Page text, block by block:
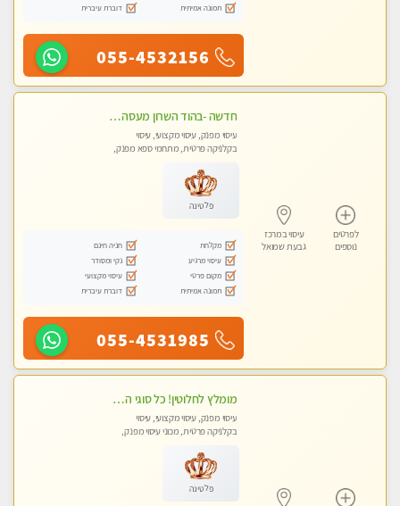
תמונה אמיתית
דוברת עיברית
055-4532156
לפרטים
נוספים
עיסוי במרכז
גבעת שמואל
חדשה -בהוד השרון מעסה איכותית מפנקת ומקצועית לעיסוי חלומי .....
עיסוי מפנק, עיסוי מקצועי, עיסוי
בקלניקה פרטית, מתחמי ספא מפנק,
פלטינה
מקלחת
חניה חינם
עיסוי מרגיע
נקי ומסודר
מקום פרטי
עיסוי מקצועי
תמונה אמיתית
דוברת עיברית
055-4531985
מומלץ לחלוטין! כל סוגי העיסויים מעסה מקצועית ואיכותית פרטי!!!
עיסוי מפנק, עיסוי מקצועי, עיסוי
בקלניקה פרטית, מכוני עיסוי מפנק,
פלטינה